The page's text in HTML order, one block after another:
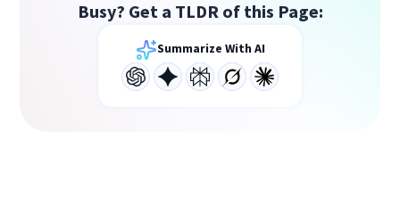
Busy? Get a TLDR of this Page:
Summarize With AI